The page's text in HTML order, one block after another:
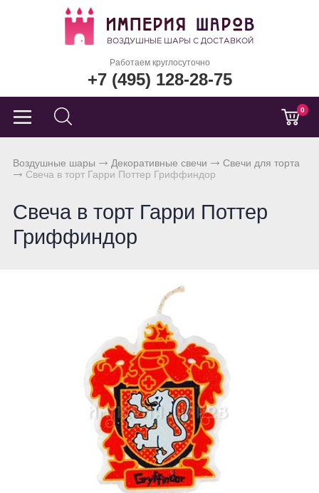
Работаем круглосуточно
+7 (495) 128-28-75
0
Воздушные шары Декоративные свечи
Свечи для торта
Свеча в торт Гарри Поттер Гриффиндор
Свеча в торт Гарри Поттер
Гриффиндор